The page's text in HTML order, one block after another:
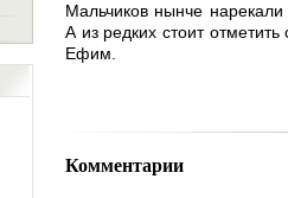
Мальчиков нынче
А из редких стоит
Ефим.
Комментарии